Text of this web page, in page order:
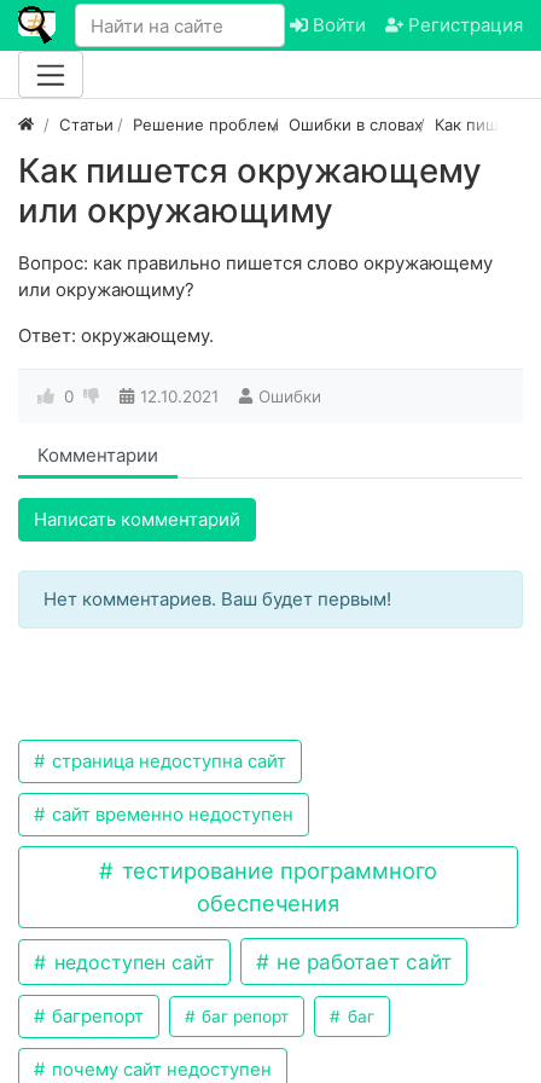
Войти Регистрация
Статьи Решение проблем Ошибки в словах Как пишется
Как пишется окружающему
или окружающиму
Вопрос: как правильно пишется слово окружающему
или окружающиму?
Ответ: окружающему.
0 12.10.2021 Ошибки
Комментарии
Написать комментарий
Нет комментариев. Ваш будет первым!
страница недоступна сайт
сайт временно недоступен
тестирование программного
обеспечения
недоступен сайт не работает сайт
багрепорт баг репорт баг
почему сайт недоступен